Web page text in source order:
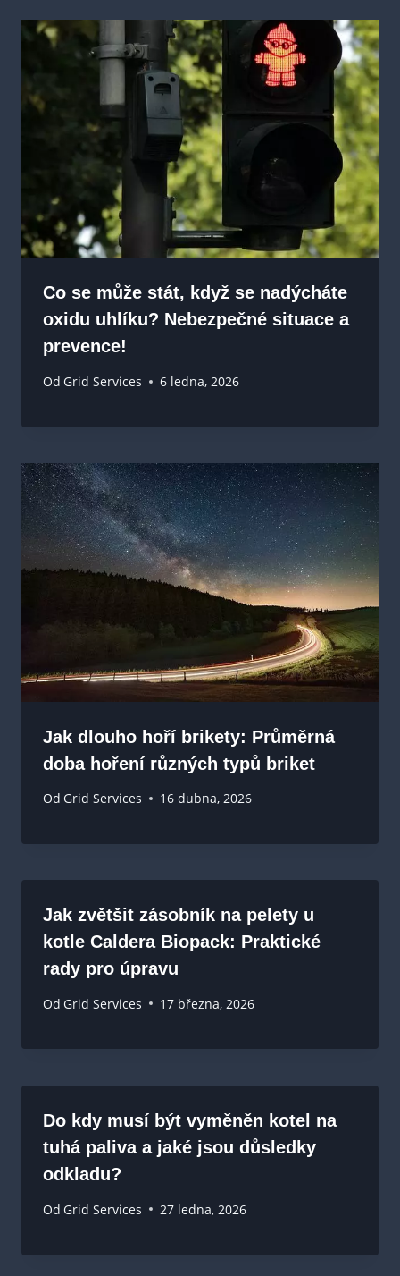
Co se může stát, když se nadýcháte
oxidu uhlíku? Nebezpečné situace a
prevence!
Od Grid Services 6 ledna, 2026
Jak dlouho hoří brikety: Průměrná
doba hoření různých typů briket
Od Grid Services 16 dubna, 2026
Jak zvětšit zásobník na pelety u
kotle Caldera Biopack: Praktické
rady pro úpravu
Od Grid Services 17 března, 2026
Do kdy musí být vyměněn kotel na
tuhá paliva a jaké jsou důsledky
odkladu?
Od Grid Services 27 ledna, 2026